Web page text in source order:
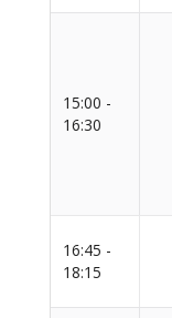
15:00 -
16:30
16:45 -
18:15